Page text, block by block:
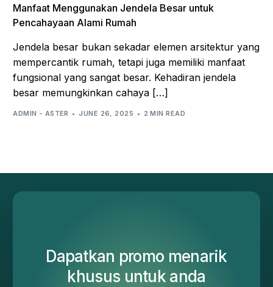
Manfaat Menggunakan Jendela Besar untuk
Pencahayaan Alami Rumah
Jendela besar bukan sekadar elemen arsitektur yang
mempercantik rumah, tetapi juga memiliki manfaat
fungsional yang sangat besar. Kehadiran jendela
besar memungkinkan cahaya […]
ADMIN - ASTER JUNE 26, 2025 2 MIN READ
Dapatkan promo menarik
khusus untuk anda